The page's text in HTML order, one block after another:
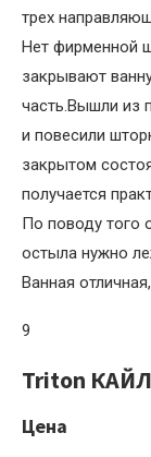
трех
Нет фирменной
закрывают
часть.Вышли из
и повесили
закрытом
получается
По поводу того
остыла нужно
Ванная
9
Triton
Цена